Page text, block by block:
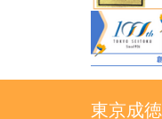
東京成